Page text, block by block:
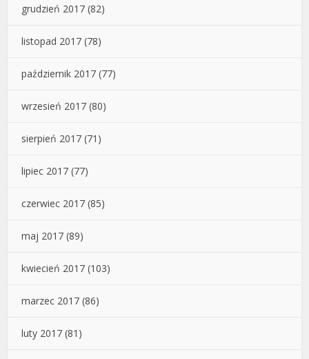
grudzień 2017 (82)
listopad 2017 (78)
październik 2017 (77)
wrzesień 2017 (80)
sierpień 2017 (71)
lipiec 2017 (77)
czerwiec 2017 (85)
maj 2017 (89)
kwiecień 2017 (103)
marzec 2017 (86)
luty 2017 (81)